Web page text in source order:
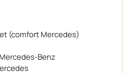
(comfort Mercedes)
Benz